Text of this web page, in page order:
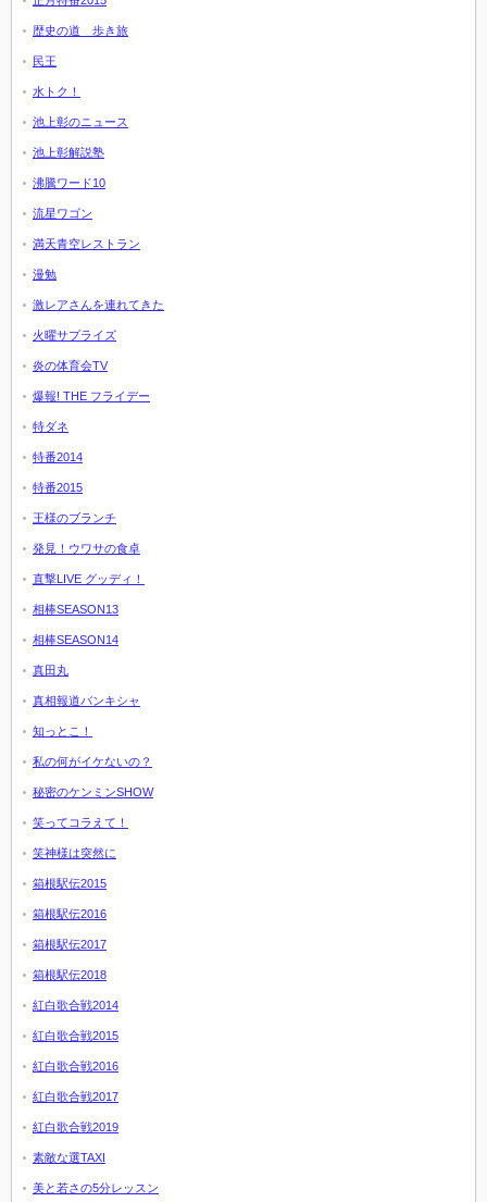
歴史の道 歩き旅
民王
水トク！
池上彰のニュース
池上彰解説塾
沸騰ワード10
流星ワゴン
満天青空レストラン
漫勉
激レアさんを連れてきた
火曜サプライズ
炎の体育会TV
爆報! THE フライデー
特ダネ
特番2014
特番2015
王様のブランチ
発見！ウワサの食卓
直撃LIVE グッディ！
相棒SEASON13
相棒SEASON14
真田丸
真相報道バンキシャ
知っとこ！
私の何がイケないの？
秘密のケンミンSHOW
笑ってコラえて！
笑神様は突然に
箱根駅伝2015
箱根駅伝2016
箱根駅伝2017
箱根駅伝2018
紅白歌合戦2014
紅白歌合戦2015
紅白歌合戦2016
紅白歌合戦2017
紅白歌合戦2019
素敵な選TAXI
美と若さの5分レッスン